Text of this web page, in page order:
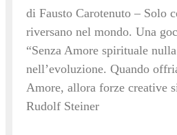
di Fausto Carotenuto – Solo
riversano nel mondo. Una
“Senza Amore spirituale
nell’evoluzione. Quando
Amore, allora forze creative
Rudolf Steiner